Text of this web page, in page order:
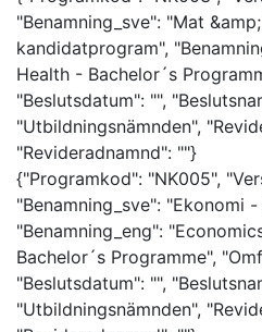
"Benamning_sve": "Mat
kandidatprogram",
Health - Bachelor´s
"Beslutsdatum": "",
"Utbildningsnämnden",
"Revideradnamnd": ""}
{"Programkod": "NK005",
"Benamning_sve": "Ekonomi
"Benamning_eng":
Bachelor´s Programme",
"Beslutsdatum": "",
"Utbildningsnämnden",